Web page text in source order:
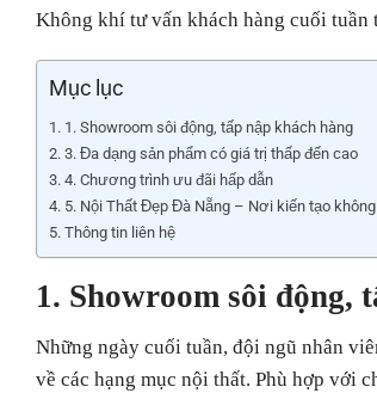
Không khí tư vấn khách hàng cuối
Mục lục
1. Showroom sôi động, tấp nập khách hàng
3. Đa dạng sản phẩm có giá trị thấp đến cao
4. Chương trình ưu đãi hấp dẫn
5. Nội Thất Đẹp Đà Nẵng – Nơi kiến tạo
Thông tin liên hệ
1. Showroom sôi động,
Những ngày cuối tuần, đội ngũ nhân
về các hạng mục nội thất. Phù hợp với